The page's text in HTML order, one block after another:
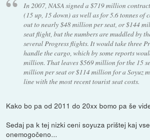
In 2007, NASA signed a $719 million
(15 up, 15 down) as well as for 5.6 tonnes of
out to nearly $48 million per seat, or $144
seat flight, but the numbers are muddled by
several Progress flights. It would take three
handle the cargo, which by some reports
million. That leaves $569 million for the 15
million per seat or $114 million for a Soyuz
line with the most recent tourist seat costs.
Kako bo pa od 2011 do 20xx bomo pa še
Sedaj pa k tej nizki ceni soyuza prištej kaj
onemogočeno...